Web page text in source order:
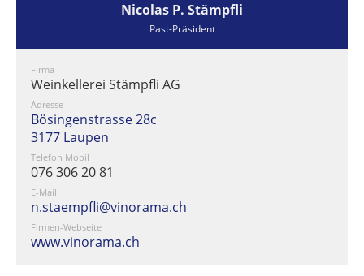
Nicolas P. Stämpfli
Past-Präsident
Firma
Weinkellerei Stämpfli AG
Adresse
Bösingenstrasse 28c
3177 Laupen
Telefon Mobil
076 306 20 81
E-Mail
n.staempfli@vinorama.ch
Firmen-Webseite
www.vinorama.ch